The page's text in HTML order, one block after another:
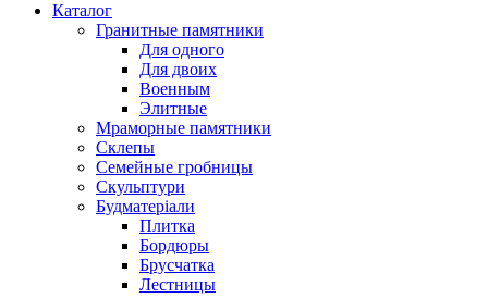
Каталог
Гранитные памятники
Для одного
Для двоих
Военным
Элитные
Мраморные памятники
Склепы
Семейные гробницы
Скульптури
Будматеріали
Плитка
Бордюры
Брусчатка
Лестницы